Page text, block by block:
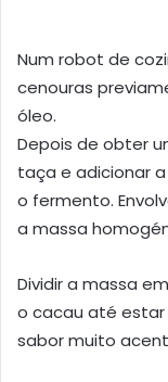
Num robot de
cenouras
óleo.
Depois de obter
taça e adicionar
o fermento.
a massa
Dividir a massa
o cacau até
sabor muito